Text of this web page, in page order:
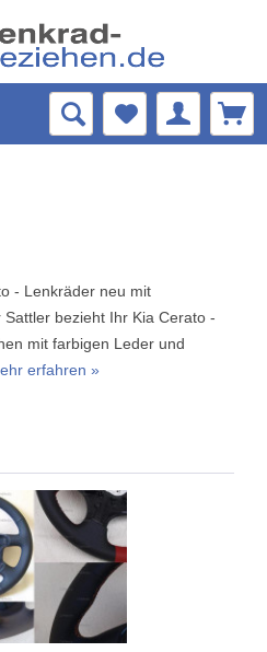
- Lenkräder neu mit
bezieht Ihr Kia Cerato -
mit farbigen Leder und
erfahren »